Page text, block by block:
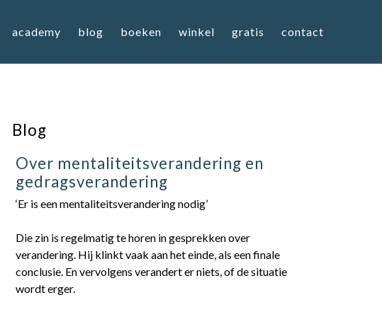
academy blog boeken winkel gratis contact
Blog
Over mentaliteitsverandering en
gedragsverandering
‘Er is een mentaliteitsverandering nodig’
Die zin is regelmatig te horen in gesprekken over
verandering. Hij klinkt vaak aan het einde, als een finale
conclusie. En vervolgens verandert er niets, of de situatie
wordt erger.